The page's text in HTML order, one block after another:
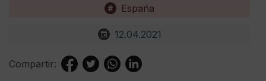
España
12.04.2021
Compartir: